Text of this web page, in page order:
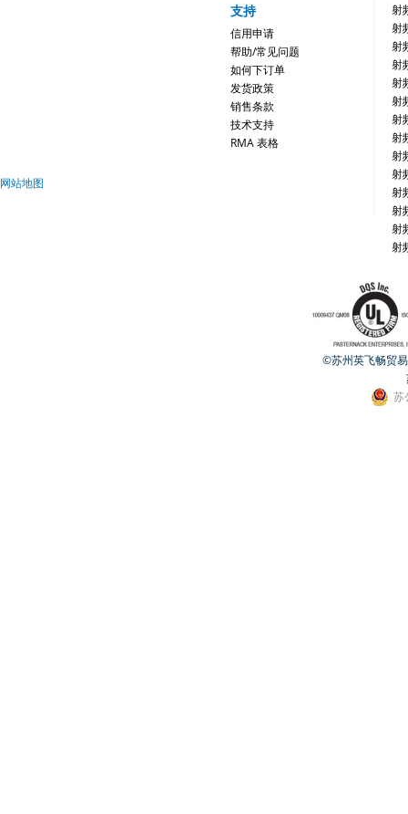
支持
信用申请
帮助/常见问题
如何下订单
发货政策
销售条款
技术支持
RMA 表格
网站地图
射
射
射
射
射
射
射
射
射
射
射
射
射
射
©苏州英飞畅贸
苏